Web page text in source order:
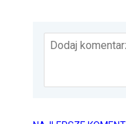
Dodaj